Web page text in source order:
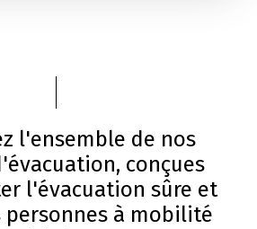
l'ensemble de nos
conçues
l'évacuation sûre et
personnes à mobilité